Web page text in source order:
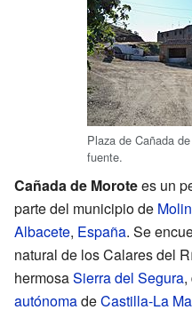
Plaza de Cañada
fuente.
Cañada de Morotees un
parte del municipio de
Albacete, España. Se
natural de los Calares del
hermosaSierra del Segura,
autónomadeCastilla-La